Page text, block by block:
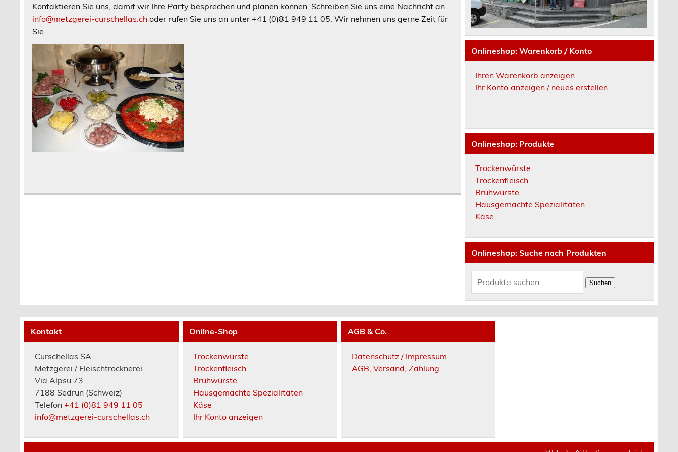
Kontaktieren Sie uns, damit wir Ihre Party besprechen und planen können. Schreiben Sie uns eine Nachricht an
info@metzgerei-curschellas.ch oder rufen Sie uns an unter +41 (0)81 949 11 05. Wir nehmen uns gerne Zeit für
Sie.
Onlineshop: Warenkorb / Konto
Ihren Warenkorb anzeigen
Ihr Konto anzeigen / neues erstellen
Onlineshop: Produkte
Trockenwürste
Trockenfleisch
Brühwürste
Hausgemachte Spezialitäten
Käse
Onlineshop: Suche nach Produkten
Suchen
nach:
Suchen
Kontakt
Curschellas SA
Metzgerei / Fleischtrocknerei
Via Alpsu 73
7188 Sedrun (Schweiz)
Telefon+41 (0)81 949 11 05
info@metzgerei-curschellas.ch
Online-Shop
Trockenwürste
Trockenfleisch
Brühwürste
Hausgemachte Spezialitäten
Käse
Ihr Konto anzeigen
AGB & Co.
Datenschutz / Impressum
AGB, Versand, Zahlung